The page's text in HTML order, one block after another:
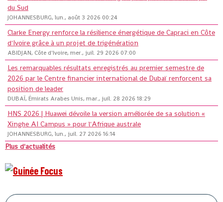
du Sud
JOHANNESBURG, lun., août 3 2026 00:24
Clarke Energy renforce la résilience énergétique de Capraci en Côte
d'Ivoire grâce à un projet de trigénération
ABIDJAN, Côte d'Ivoire, mer., juil. 29 2026 07:00
Les remarquables résultats enregistrés au premier semestre de
2026 par le Centre financier international de Dubaï renforcent sa
position de leader
DUBAÏ, Émirats Arabes Unis, mar., juil. 28 2026 18:29
HNS 2026 | Huawei dévoile la version améliorée de sa solution «
Xinghe AI Campus » pour l'Afrique australe
JOHANNESBURG, lun., juil. 27 2026 16:14
Plus d'actualités